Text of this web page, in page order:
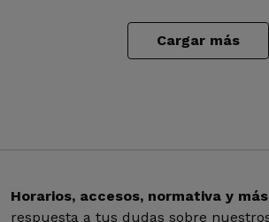
Cargar más
Horarios, accesos, normativa y
respuesta a tus dudas sobre